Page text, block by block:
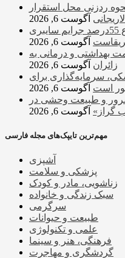
ردزنی محل استقرار
آگوست 6, 2026
هوش مصنوعی، بستر وقوع 55درصد جرایم سایبری
آگوست 6, 2026
و ۴۲۶ هزار خدمت بهداشتی و درمانی به
زائران آگوست 6, 2026
سرمایه‌گذاری برای
است آگوست 6, 2026
شرور و طبیعت وحشی در
گراز» آگوست 6, 2026
مهم‌ترین تایپک‌های مجله فارسی
آشپزی
پزشکی و سلامت
زناشویی، مادر و کودک
سبک زندگی و خانواده
سرگرمی
طبیعت و حیوانات
علمی و تکنولوژی
فرهنگی، هنر و سینما
گردشگری و مهاجرت